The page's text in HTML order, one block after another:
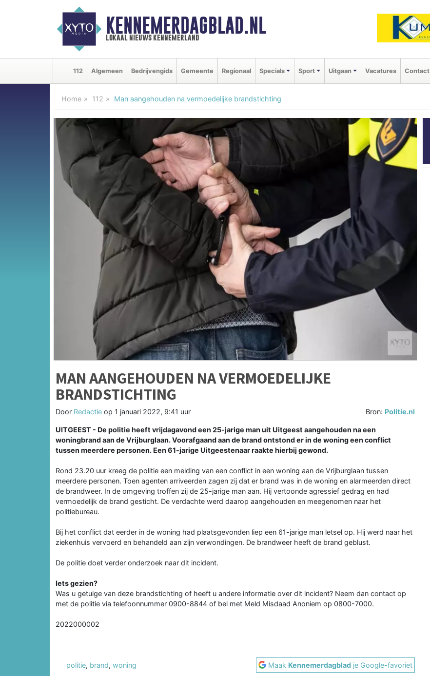
KENNEMERDAGBLAD.NL
lokaal nieuws kennemerland
112 Algemeen Bedrijvengids Gemeente Regionaal Specials Sport Uitgaan Vacatures Contact
Home 112 Man aangehouden na vermoedelijke brandstichting
MAN AANGEHOUDEN NA VERMOEDELIJKE
BRANDSTICHTING
Door Redactie op 1 januari 2022, 9:41 uur Bron: Politie.nl
UITGEEST - De politie heeft vrijdagavond een 25-jarige man uit Uitgeest aangehouden na een
woningbrand aan de Vrijburglaan. Voorafgaand aan de brand ontstond er in de woning een conflict
tussen meerdere personen. Een 61-jarige Uitgeestenaar raakte hierbij gewond.
Rond 23.20 uur kreeg de politie een melding van een conflict in een woning aan de Vrijburglaan tussen
meerdere personen. Toen agenten arriveerden zagen zij dat er brand was in de woning en alarmeerden direct
de brandweer. In de omgeving troffen zij de 25-jarige man aan. Hij vertoonde agressief gedrag en had
vermoedelijk de brand gesticht. De verdachte werd daarop aangehouden en meegenomen naar het
politiebureau.
Bij het conflict dat eerder in de woning had plaatsgevonden liep een 61-jarige man letsel op. Hij werd naar het
ziekenhuis vervoerd en behandeld aan zijn verwondingen. De brandweer heeft de brand geblust.
De politie doet verder onderzoek naar dit incident.
​​​​​​​Iets gezien?
Was u getuige van deze brandstichting of heeft u andere informatie over dit incident? Neem dan contact op
met de politie via telefoonnummer 0900-8844 of bel met Meld Misdaad Anoniem op 0800-7000.
2022000002
politie, brand, woning Maak Kennemerdagblad je Google-favoriet